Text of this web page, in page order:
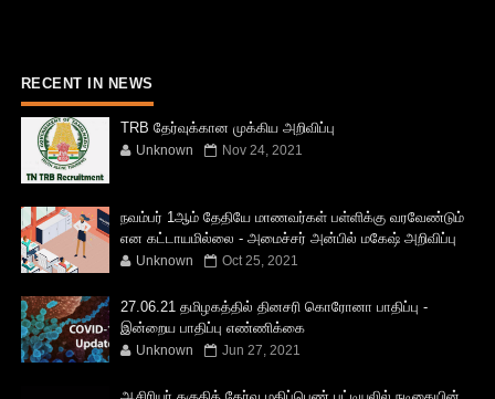
RECENT IN NEWS
TRB தேர்வுக்கான முக்கிய அறிவிப்பு
Unknown Nov 24, 2021
நவம்பர் 1ஆம் தேதியே மாணவர்கள் பள்ளிக்கு வரவேண்டும்
என கட்டாயமில்லை - அமைச்சர் அன்பில் மகேஷ் அறிவிப்பு
Unknown Oct 25, 2021
27.06.21 தமிழகத்தில் தினசரி கொரோனா பாதிப்பு -
இன்றைய பாதிப்பு எண்ணிக்கை
Unknown Jun 27, 2021